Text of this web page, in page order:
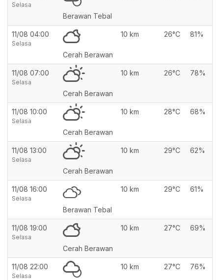
Selasa
Berawan Tebal
11/08 04:00
Selasa
Cerah Berawan
10 km 26°C 81%
11/08 07:00
Selasa
Cerah Berawan
10 km 26°C 78%
11/08 10:00
Selasa
Cerah Berawan
10 km 28°C 68%
11/08 13:00
Selasa
Cerah Berawan
10 km 29°C 62%
11/08 16:00
Selasa
Berawan Tebal
10 km 29°C 61%
11/08 19:00
Selasa
Cerah Berawan
10 km 27°C 69%
11/08 22:00
Selasa
10 km 27°C 76%